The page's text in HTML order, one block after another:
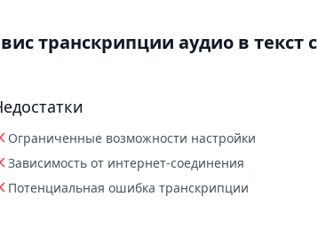
транскрипции аудио в текст с
Ограниченные возможности настройки
Зависимость от интернет-соединения
Потенциальная ошибка транскрипции